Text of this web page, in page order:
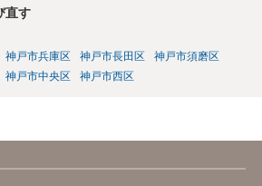
直す
神戸市兵庫区 神戸市長田区
神戸市須磨区
神戸市中央区 神戸市西区